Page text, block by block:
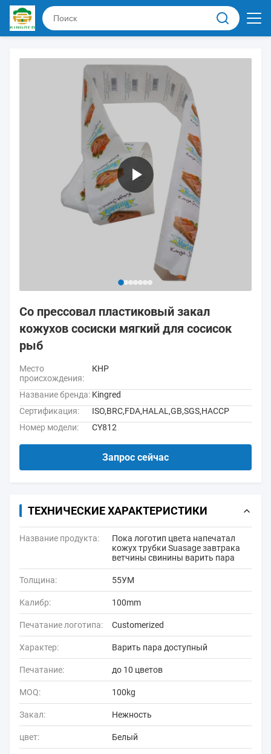
Co прессовал пластиковый закал
кожухов сосиски мягкий для сосисок
рыб
Место
происхождения:
КНР
Название бренда: Kingred
Сертификация:
ISO,BRC,FDA,HALAL,GB,SGS,HACCP
Номер модели:
CY812
Запрос сейчас
ТЕХНИЧЕСКИЕ ХАРАКТЕРИСТИКИ
Название продукта:
Пока логотип цвета напечатал
кожух трубки Suasage завтрака
ветчины свинины варить пара
Толщина: 55УМ
Калибр: 100mm
Печатание логотипа: Customerized
Характер: Варить пара доступный
Печатание: до 10 цветов
MOQ: 100kg
Закал: Нежность
цвет: Белый